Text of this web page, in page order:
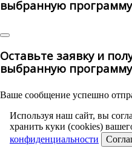
выбранную программу
Оставьте заявку и
выбранную программу
Ваше сообщение успешно
Используя наш сайт, вы
хранить куки (cookies)
конфиденциальности